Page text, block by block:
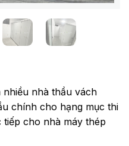
nhà thầu vách
chính cho hạng mục thi
cho nhà máy thép